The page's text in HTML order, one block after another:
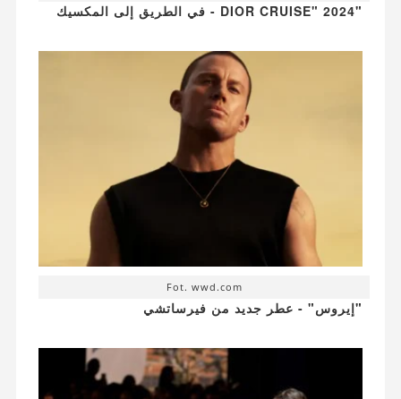
"DIOR CRUISE" 2024 - في الطريق إلى المكسيك
Fot. wwd.com
"إيروس" - عطر جديد من فيرساتشي